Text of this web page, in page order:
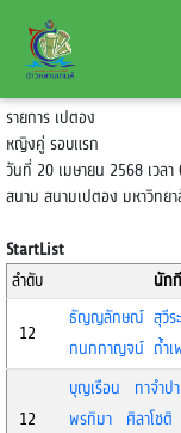
รายการ เปตอง
หญิงคู่ รอบแรก
วันที่ 20 เมษายน 2568 เวล
สนาม สนามเปตอง มหาวิทย
StartList
ลำดับ
นัก
12
ธัญญลักษณ์ สุวีร
กนกกาญจน์ ถ้ำเ
12
บุญเรือน ทาจำปา
พรทิมา ศิลาโชติ